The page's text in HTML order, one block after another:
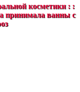
косметики : :
принимала ванны с